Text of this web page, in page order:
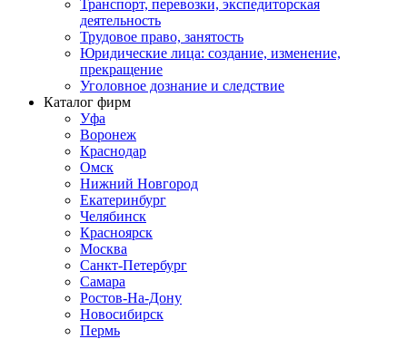
Транспорт, перевозки, экспедиторская
деятельность
Трудовое право, занятость
Юридические лица: создание, изменение,
прекращение
Уголовное дознание и следствие
Каталог фирм
Уфа
Воронеж
Краснодар
Омск
Нижний Новгород
Екатеринбург
Челябинск
Красноярск
Москва
Санкт-Петербург
Самара
Ростов-На-Дону
Новосибирск
Пермь